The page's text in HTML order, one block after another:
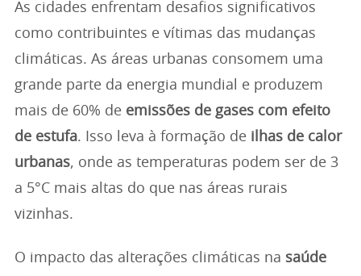
As cidades enfrentam desafios significativos
como contribuintes e vítimas das mudanças
climáticas. As áreas urbanas consomem uma
grande parte da energia mundial e produzem
mais de 60% de emissões de gases com efeito
de estufa. Isso leva à formação de ilhas de calor
urbanas, onde as temperaturas podem ser de 3
a 5°C mais altas do que nas áreas rurais
vizinhas.
O impacto das alterações climáticas na saúde